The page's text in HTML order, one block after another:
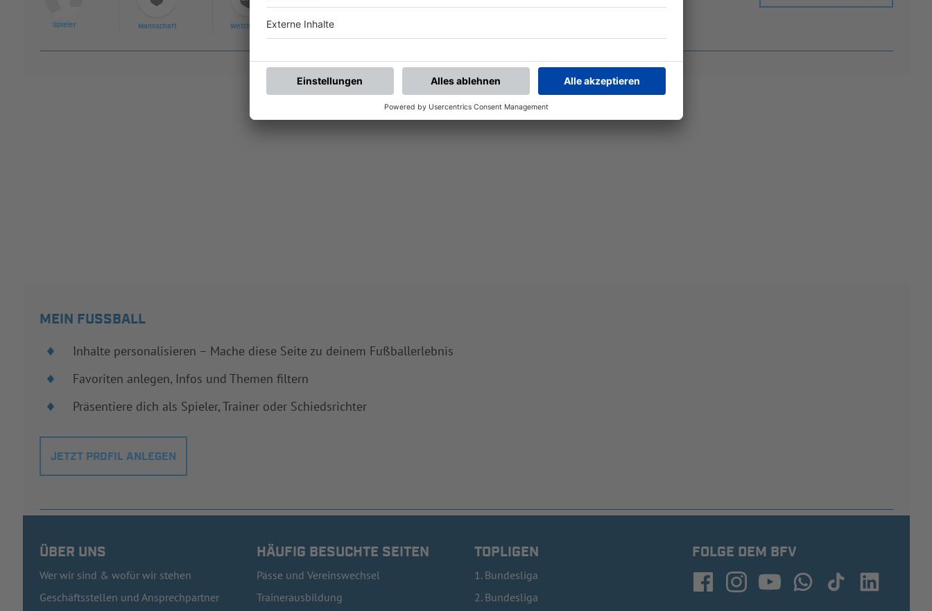
Spieler Mannschaft Wettbewerb
MEIN FUSSBALL
Inhalte personalisieren – Mache diese Seite zu deinem Fußballerlebnis
Favoriten anlegen, Infos und Themen filtern
Präsentiere dich als Spieler, Trainer oder Schiedsrichter
JETZT PROFIL ANLEGEN
ÜBER UNS
Wer wir sind & wofür wir stehen
Geschäftsstellen und Ansprechpartner
HÄUFIG BESUCHTE SEITEN
Pässe und Vereinswechsel
Trainerausbildung
TOPLIGEN
1. Bundesliga
2. Bundesliga
FOLGE DEM BFV